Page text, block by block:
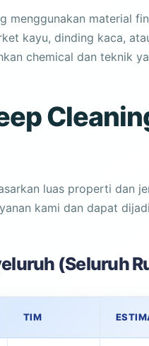
menggunakan material
kayu, dinding kaca,
chemical dan teknik
luas properti dan
kami dan dapat
(Seluruh
TIM